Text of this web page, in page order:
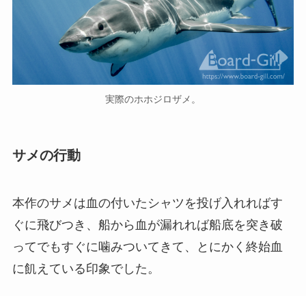
実際のホホジロザメ。
サメの行動
本作のサメは血の付いたシャツを投げ入れればす
ぐに飛びつき、船から血が漏れれば船底を突き破
ってでもすぐに噛みついてきて、とにかく終始血
に飢えている印象でした。